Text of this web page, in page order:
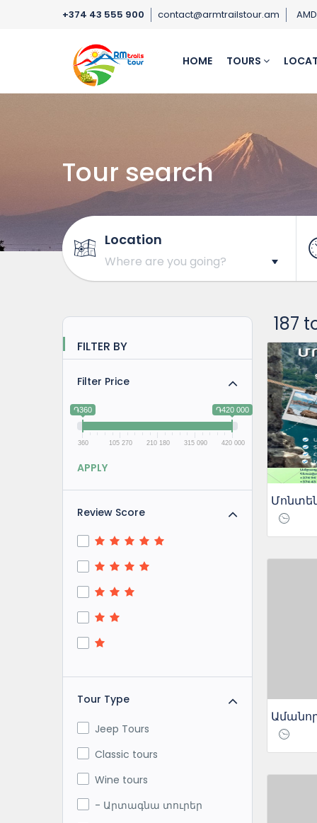
+374 43 555 900 contact@armtrailstour.am AMD
HOME TOURS
Tour search
Location
FILTER BY
Filter Price
֏360 ֏420 000
360 105 270 210 180 315 090 420 000
APPLY
Review Score
Tour Type
Jeep Tours
Classic tours
Wine tours
- Արտագնա տուրեր
187